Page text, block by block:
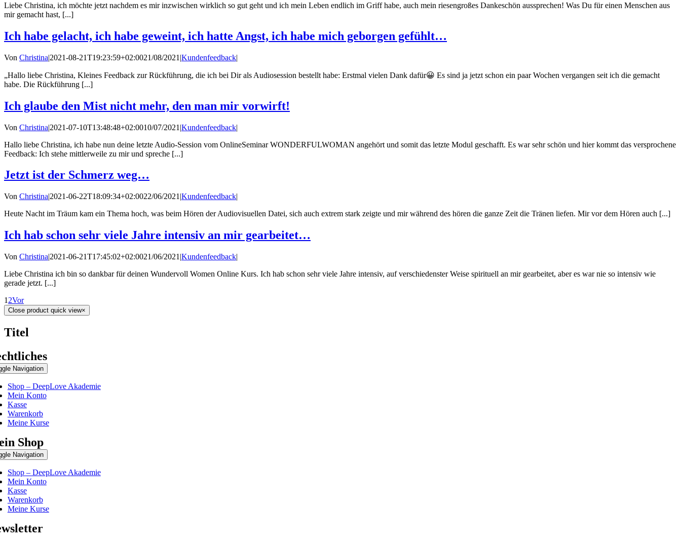
Liebe Christina, ich möchte jetzt nachdem es mir inzwischen wirklich so gut geht und ich mein Leben endlich im Griff habe, auch mein riesengroßes Dankeschön aussprechen! Was Du für einen Menschen aus
mir gemacht hast, [...]
Ich habe gelacht, ich habe geweint, ich hatte Angst, ich habe mich geborgen gefühlt…
Von Christina|2021-08-21T19:23:59+02:0021/08/2021 |Kundenfeedback|
„Hallo liebe Christina, Kleines Feedback zur Rückführung, die ich bei Dir als Audiosession bestellt habe: Erstmal vielen Dank dafür😀 Es sind ja jetzt schon ein paar Wochen vergangen seit ich die gemacht
habe. Die Rückführung [...]
Ich glaube den Mist nicht mehr, den man mir vorwirft!
Von Christina|2021-07-10T13:48:48+02:0010/07/2021 |Kundenfeedback|
Hallo liebe Christina, ich habe nun deine letzte Audio-Session vom OnlineSeminar WONDERFULWOMAN angehört und somit das letzte Modul geschafft. Es war sehr schön und hier kommt das versprochene
Feedback: Ich stehe mittlerweile zu mir und spreche [...]
Jetzt ist der Schmerz weg…
Von Christina|2021-06-22T18:09:34+02:0022/06/2021 |Kundenfeedback|
Heute Nacht im Träum kam ein Thema hoch, was beim Hören der Audiovisuellen Datei, sich auch extrem stark zeigte und mir während des hören die ganze Zeit die Tränen liefen. Mir vor dem Hören auch [...]
Ich hab schon sehr viele Jahre intensiv an mir gearbeitet…
Von Christina|2021-06-21T17:45:02+02:0021/06/2021 |Kundenfeedback|
Liebe Christina ich bin so dankbar für deinen Wundervoll Women Online Kurs. Ich hab schon sehr viele Jahre intensiv, auf verschiedenster Weise spirituell an mir gearbeitet, aber es war nie so intensiv wie
gerade jetzt. [...]
1 2Vor
Close product quick view×
Titel
Navigation
Shop – DeepLove Akademie
Mein Konto
Kasse
Warenkorb
Meine Kurse
Shop
Navigation
Shop – DeepLove Akademie
Mein Konto
Kasse
Warenkorb
Meine Kurse